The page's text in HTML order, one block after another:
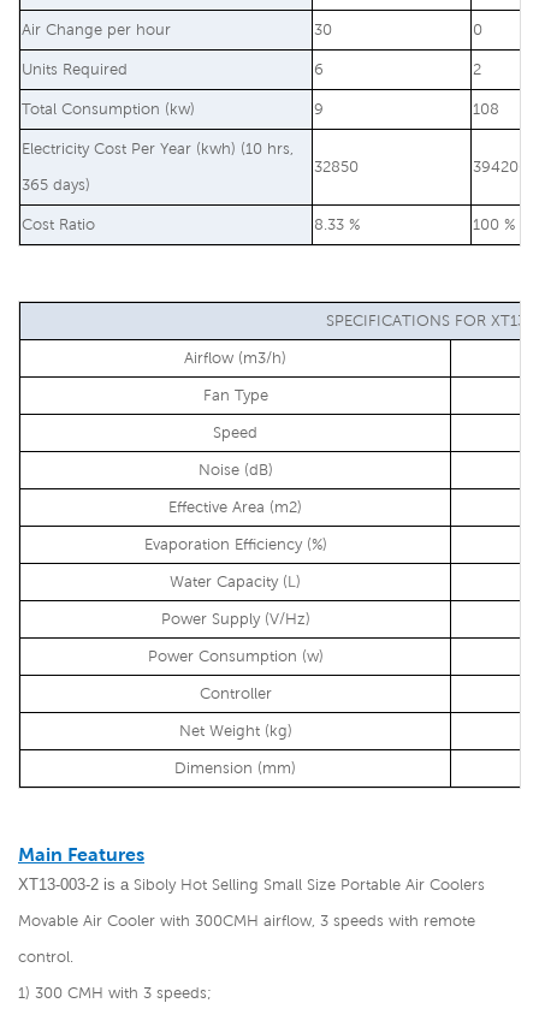
Air Change per hour 30 0
Units Required 6 2
Total Consumption (kw) 9 108
Electricity Cost Per Year (kwh) (10 hrs,
365 days)
32850 394200
Cost Ratio 8.33 % 100 %
SPECIFICATIONS FOR
Airflow (m3/h)
Fan Type
Speed
Noise (dB)
Effective Area (m2)
Evaporation Efficiency (%)
Water Capacity (L)
Power Supply (V/Hz)
Power Consumption (w)
Controller
Net Weight (kg)
Dimension (mm)
Main Features
XT13-003-2 is a Siboly Hot Selling Small Size Portable Air Coolers
Movable Air Cooler with 300CMH airflow, 3 speeds with remote
control.
1) 300 CMH with 3 speeds;